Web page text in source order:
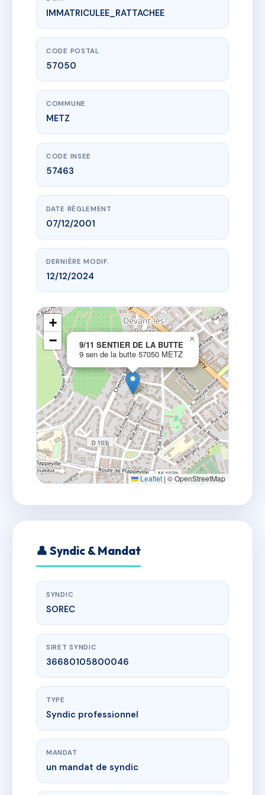
www.vme.plus/AC6493274
9/11 SENTIER DE LA BUTTE
9 sen de la butte
IMMATRICULEE_RATTACHEE
CODE POSTAL
57050
COMMUNE
METZ
CODE INSEE
57463
DATE RÈGLEMENT
07/12/2001
DERNIÈRE MODIF.
12/12/2024
9/11 SENTIER DE LA BUTTE
9 sen de la butte 57050 METZ
×
+
−
Leaflet | © OpenStreetMap
👤 Syndic & Mandat
SYNDIC
SOREC
SIRET SYNDIC
36680105800046
TYPE
Syndic professionnel
MANDAT
un mandat de syndic